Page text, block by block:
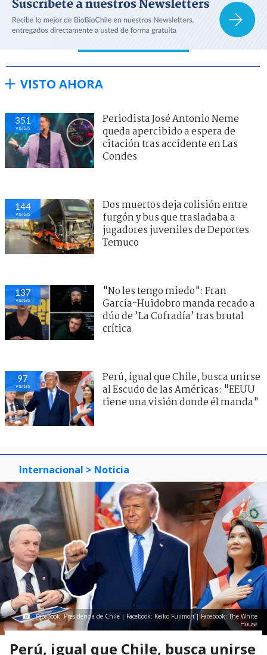
VISTO AHORA
351
visitas
Periodista José Antonio Neme
queda apercibido a espera de
citación tras accidente en Las
Condes
144
visitas
Dos muertos deja colisión entre
furgón y bus que trasladaba a
jugadores juveniles de Deportes
Temuco
137
visitas
"No les tengo miedo": Fran
García-Huidobro manda recado a
dúo de ’La Cofradía’ tras brutal
crítica
97
visitas
Perú, igual que Chile, busca unirse
al Escudo de las Américas: "EEUU
tiene una visión donde él manda"
Internacional > Noticia
Facebook: Presidencia de Chile | Facebook: Keiko Fujimori | Facebook: The White
House
Perú, igual que Chile, busca unirse